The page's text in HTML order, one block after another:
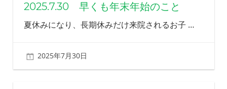
2025.7.30 早くも年末年始のこと
夏休みになり、長期休みだけ来院されるお子 …
2025年7月30日